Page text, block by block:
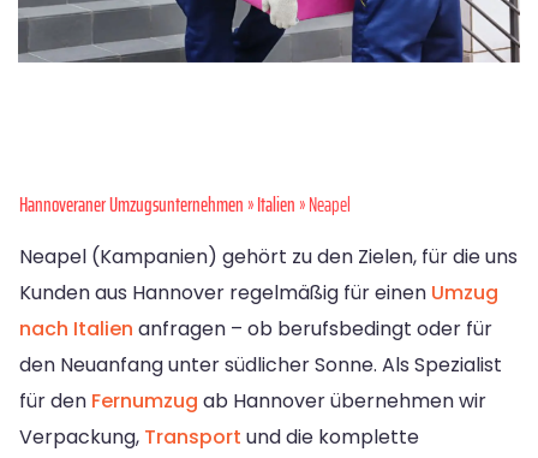
Hannoveraner Umzugsunternehmen»Italien» Neapel
Neapel (Kampanien) gehört zu den Zielen, für die uns
Kunden aus Hannover regelmäßig für einen Umzug
nach Italien anfragen – ob berufsbedingt oder für
den Neuanfang unter südlicher Sonne. Als Spezialist
für den Fernumzug ab Hannover übernehmen wir
Verpackung, Transport und die komplette